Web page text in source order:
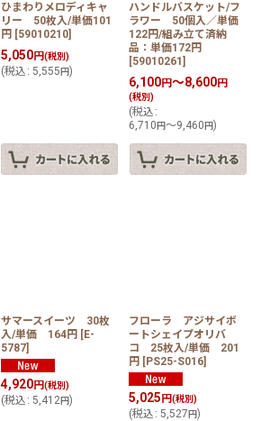
ひまわりメロディキャ
リー 50枚入/単価101
円 [59010210]
5,050円(税別)
(税込 : 5,555 円)
ハンドルバスケット/フ
ラワー 50個入／単価
122円/組み立て済納
品：単価172円
[59010261]
6,100円～8,600円
(税別)
(税込 :
6,710円～9,460円)
サマースイーツ 30枚
入/単価 164円 [E-
5787]
4,920円(税別)
(税込 : 5,412 円)
フローラ アジサイボ
ートシェイプオリバ
コ 25枚入/単価 201
円 [PS25-S016]
5,025 円(税別)
(税込 : 5,527円)